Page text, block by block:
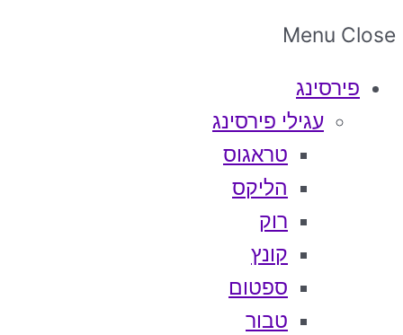
Menu Close
פירסינג
עגילי פירסינג
טראגוס
הליקס
רוק
קונץ
ספטום
טבור